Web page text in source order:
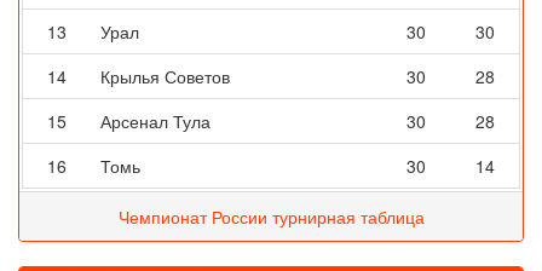
13
Урал 30
30
14
Крылья Советов 30
28
15
Арсенал Тула 30
28
16
Томь 30 14
Чемпионат России турнирная таблица